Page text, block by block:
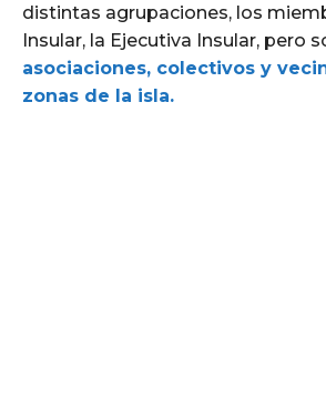
distintas agrupaciones, los
Insular, la Ejecutiva Insular, pero
asociaciones, colectivos y
zonas de la isla.